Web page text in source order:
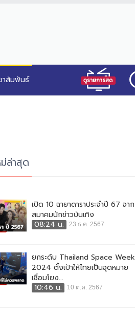
าสัมพันธ์
ล่าสุด
เปิด 10 ฉายาดาราประจำปี 67 จาก
สมาคมนักข่าวบันเทิง
08:24 น.
23 ธ.ค. 2567
ยกระดับ Thailand Space Week
2024 ตั้งเป้าให้ไทยเป็นจุดหมาย
เชื่อมโยง...
10:46 น.
10 ต.ค. 2567